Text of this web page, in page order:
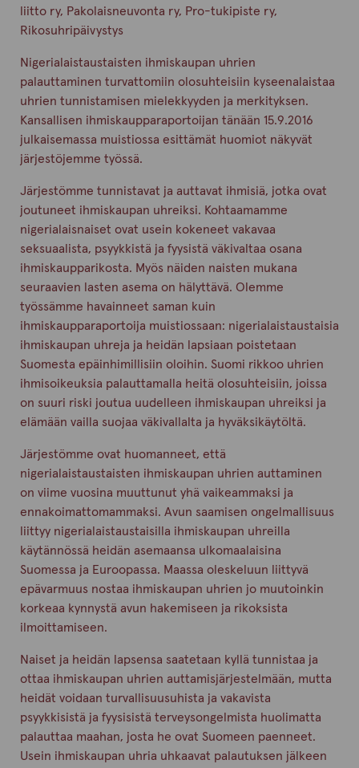
liitto ry, Pakolaisneuvonta ry, Pro-tukipiste ry,
Rikosuhripäivystys
Nigerialaistaustaisten ihmiskaupan uhrien
palauttaminen turvattomiin olosuhteisiin kyseenalaistaa
uhrien tunnistamisen mielekkyyden ja merkityksen.
Kansallisen ihmiskaupparaportoijan tänään 15.9.2016
julkaisemassa muistiossa esittämät huomiot näkyvät
järjestöjemme työssä.
Järjestömme tunnistavat ja auttavat ihmisiä, jotka ovat
joutuneet ihmiskaupan uhreiksi. Kohtaamamme
nigerialaisnaiset ovat usein kokeneet vakavaa
seksuaalista, psyykkistä ja fyysistä väkivaltaa osana
ihmiskaupparikosta. Myös näiden naisten mukana
seuraavien lasten asema on hälyttävä. Olemme
työssämme havainneet saman kuin
ihmiskaupparaportoija muistiossaan: nigerialaistaustaisia
ihmiskaupan uhreja ja heidän lapsiaan poistetaan
Suomesta epäinhimillisiin oloihin. Suomi rikkoo uhrien
ihmisoikeuksia palauttamalla heitä olosuhteisiin, joissa
on suuri riski joutua uudelleen ihmiskaupan uhreiksi ja
elämään vailla suojaa väkivallalta ja hyväksikäytöltä.
Järjestömme ovat huomanneet, että
nigerialaistaustaisten ihmiskaupan uhrien auttaminen
on viime vuosina muuttunut yhä vaikeammaksi ja
ennakoimattomammaksi. Avun saamisen ongelmallisuus
liittyy nigerialaistaustaisilla ihmiskaupan uhreilla
käytännössä heidän asemaansa ulkomaalaisina
Suomessa ja Euroopassa. Maassa oleskeluun liittyvä
epävarmuus nostaa ihmiskaupan uhrien jo muutoinkin
korkeaa kynnystä avun hakemiseen ja rikoksista
ilmoittamiseen.
Naiset ja heidän lapsensa saatetaan kyllä tunnistaa ja
ottaa ihmiskaupan uhrien auttamisjärjestelmään, mutta
heidät voidaan turvallisuusuhista ja vakavista
psyykkisistä ja fyysisistä terveysongelmista huolimatta
palauttaa maahan, josta he ovat Suomeen paenneet.
Usein ihmiskaupan uhria uhkaavat palautuksen jälkeen